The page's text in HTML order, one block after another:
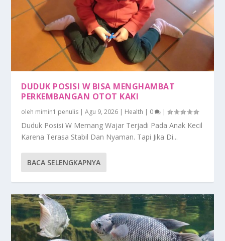
DUDUK POSISI W BISA MENGHAMBAT
PERKEMBANGAN OTOT KAKI
oleh mimin1 penulis |Agu 9, 2026 | Health | 0 |
Duduk Posisi W Memang Wajar Terjadi Pada Anak Kecil
Karena Terasa Stabil Dan Nyaman. Tapi Jika Di...
BACA SELENGKAPNYA